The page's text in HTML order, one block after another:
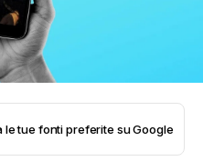
le tue fonti preferite su Google